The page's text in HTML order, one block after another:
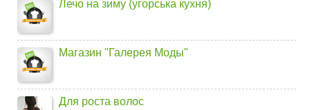
Лечо на зиму (угорська кухня)
Магазин "Галерея Моды"
Для роста волос